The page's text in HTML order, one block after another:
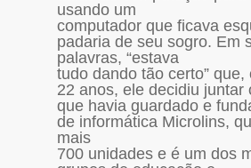
usando um
computador que ficava
padaria de seu sogro. Em
palavras, “estava
tudo dando tão certo” que,
22 anos, ele decidiu juntar
que havia guardado e
de informática Microlins,
mais
700 unidades e é um dos